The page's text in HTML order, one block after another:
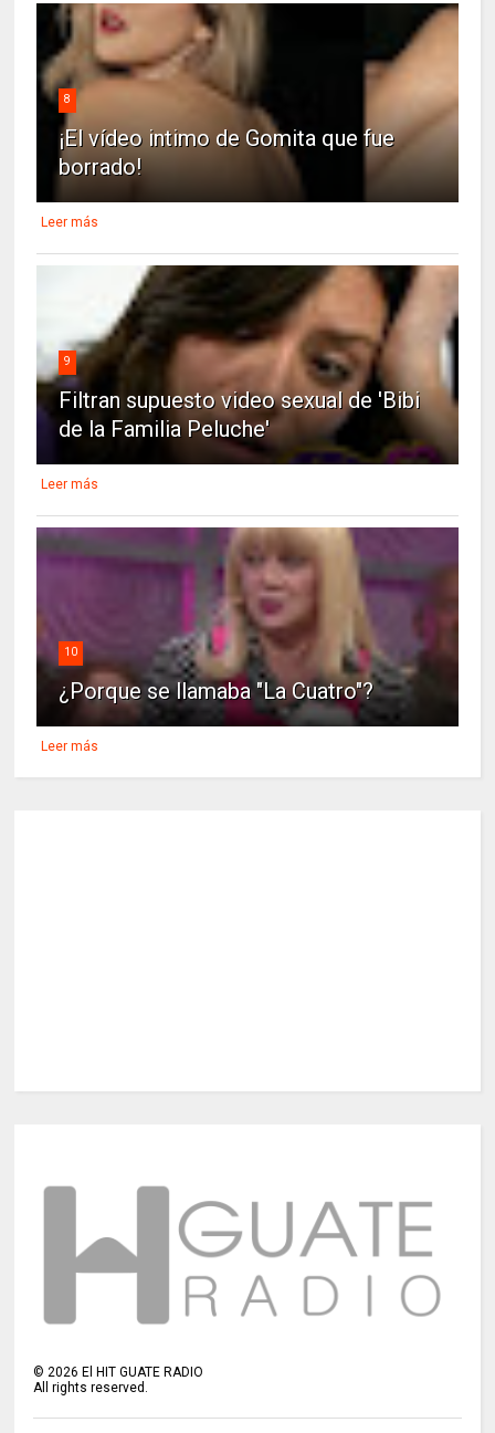
8
¡El vídeo intimo de Gomita que fue
borrado!
Leer más
9
Filtran supuesto video sexual de 'Bibi
de la Familia Peluche'
Leer más
10
¿Porque se llamaba "La Cuatro"?
Leer más
©2026 El HIT GUATE RADIO
All rights reserved.